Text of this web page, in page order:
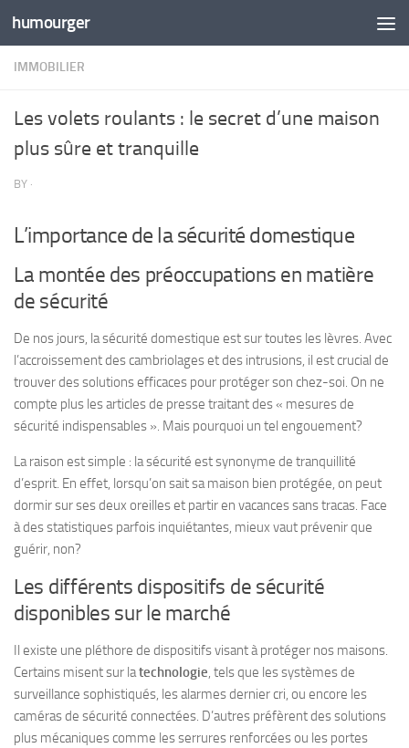
Skip to content
humourger
IMMOBILIER
Les volets roulants : le secret d’une maison
plus sûre et tranquille
BY ·
L’importance de la sécurité domestique
La montée des préoccupations en matière
de sécurité
De nos jours, la sécurité domestique est sur toutes les lèvres. Avec
l’accroissement des cambriolages et des intrusions, il est crucial de
trouver des solutions efficaces pour protéger son chez-soi. On ne
compte plus les articles de presse traitant des « mesures de
sécurité indispensables ». Mais pourquoi un tel engouement?
La raison est simple : la sécurité est synonyme de tranquillité
d’esprit. En effet, lorsqu’on sait sa maison bien protégée, on peut
dormir sur ses deux oreilles et partir en vacances sans tracas. Face
à des statistiques parfois inquiétantes, mieux vaut prévenir que
guérir, non?
Les différents dispositifs de sécurité
disponibles sur le marché
Il existe une pléthore de dispositifs visant à protéger nos maisons.
Certains misent sur latechnologie, tels que les systèmes de
surveillance sophistiqués, les alarmes dernier cri, ou encore les
caméras de sécurité connectées. D’autres préfèrent des solutions
plus mécaniques comme les serrures renforcées ou les portes